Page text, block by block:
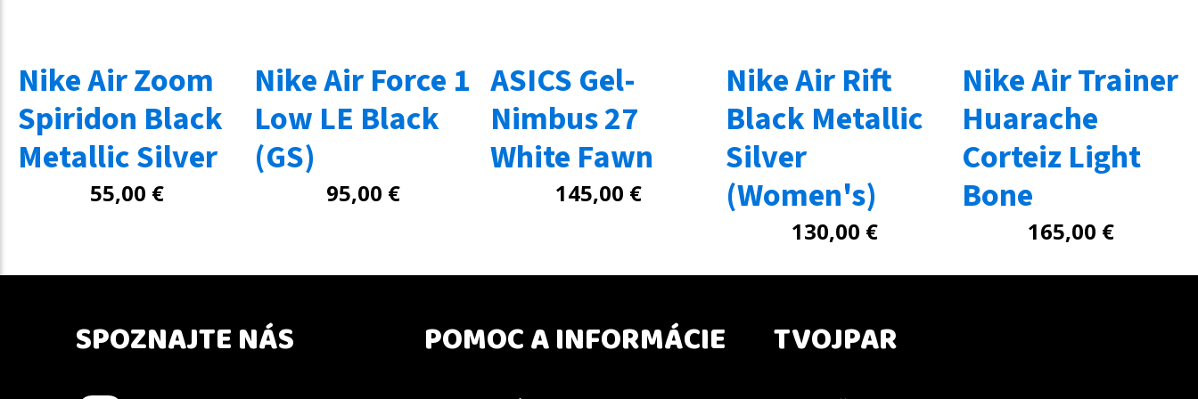
Nike Air Zoom
Spiridon Black
Metallic Silver
55,00 €
Nike Air Force 1
Low LE Black
(GS)
95,00 €
ASICS Gel-
Nimbus 27
White Fawn
145,00 €
Nike Air Rift
Black Metallic
Silver
(Women's)
130,00 €
Nike Air Trainer
Huarache
Corteiz Light
Bone
165,00 €
SPOZNAJTE NÁS POMOC A INFORMÁCIE TVOJPAR